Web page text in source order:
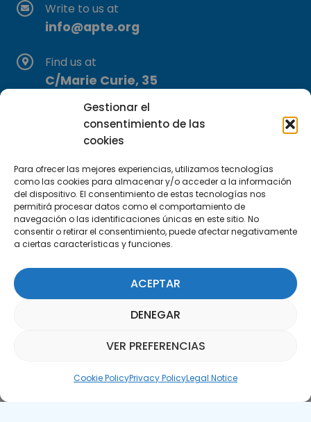
Gestionar el
consentimiento de las
cookies
Para ofrecer las mejores experiencias, utilizamos tecnologías
como las cookies para almacenar y/o acceder a la información
del dispositivo. El consentimiento de estas tecnologías nos
permitirá procesar datos como el comportamiento de
navegación o las identificaciones únicas en este sitio. No
consentir o retirar el consentimiento, puede afectar negativamente
a ciertas características y funciones.
ACEPTAR
DENEGAR
VER PREFERENCIAS
Cookie PolicyPrivacy PolicyLegal Notice
Write to us at
info@apte.org
Find us at
C/Marie Curie, 35
29590 Campanillas, Málaga
Subscribe to our Newsletter
SUBSCRIBE HERE